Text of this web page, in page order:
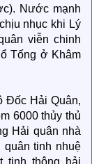
Nước mạnh
nhục khi Lý
viễn chinh
Tống ở Khâm
Đốc Hải Quân,
6000 thủy thủ
Hải quân nhà
quân tinh nhuệ
tinh thông hải